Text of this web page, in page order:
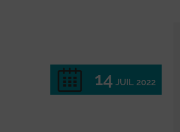
14 JUIL 2022